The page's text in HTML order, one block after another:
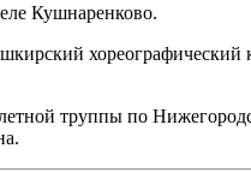
Кушнаренково.
труппы по